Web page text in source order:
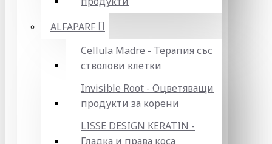
ALFAPARF
Cellula Madre - Терапия със
стволови клетки
Invisible Root - Оцветяващи
продукти за корени
LISSE DESIGN KERATIN -
Гладка и права коса